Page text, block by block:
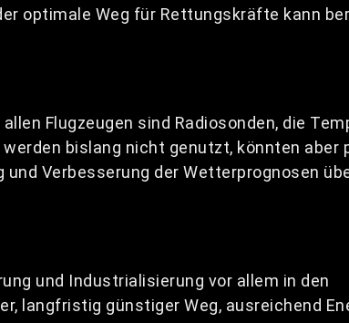
optimale Weg für Rettungskräfte kann
Flugzeugen sind Radiosonden, die
bislang nicht genutzt, könnten aber
Verbesserung der Wetterprognosen
und Industrialisierung vor allem in den
langfristig günstiger Weg, ausreichend